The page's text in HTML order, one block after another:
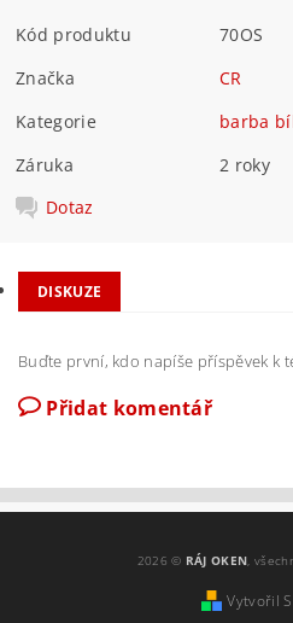
Kód produktu
70OS
Značka
CR
Kategorie
barba
Záruka
2 roky
Dotaz
DISKUZE
Buďte první, kdo napíše příspěvek k
Přidat komentář
2026 © RÁJ OKEN ,
Vytvořil